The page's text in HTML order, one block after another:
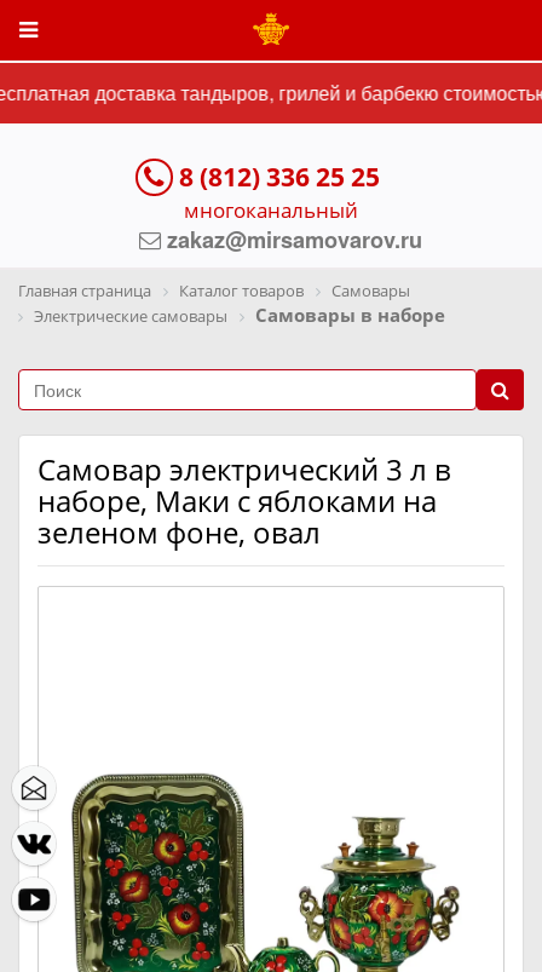
доставка тандыров, грилей и барбекю
8 (812) 336 25 25
многоканальный
zakaz@mirsamovarov.ru
Главная страница Каталог товаров
Самовары
Электрические самовары
Самовары в наборе
Самовар электрический 3 л в
наборе, Маки с яблоками на
зеленом фоне, овал